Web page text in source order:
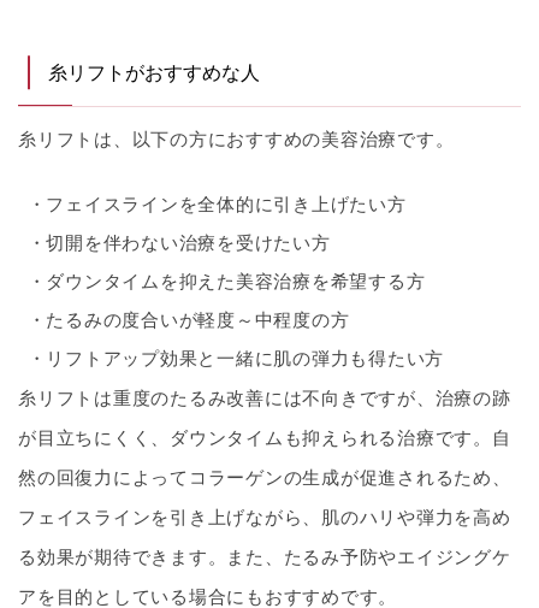
糸リフトがおすすめな人
糸リフトは、以下の方におすすめの美容治療です。
フェイスラインを全体的に引き上げたい方
切開を伴わない治療を受けたい方
ダウンタイムを抑えた美容治療を希望する方
たるみの度合いが軽度～中程度の方
リフトアップ効果と一緒に肌の弾力も得たい方
糸リフトは重度のたるみ改善には不向きですが、治療の跡
が目立ちにくく、ダウンタイムも抑えられる治療です。自
然の回復力によってコラーゲンの生成が促進されるため、
フェイスラインを引き上げながら、肌のハリや弾力を高め
る効果が期待できます。また、たるみ予防やエイジングケ
アを目的としている場合にもおすすめです。